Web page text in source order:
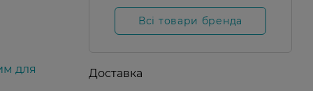
для
Всі товари бренда
Доставка